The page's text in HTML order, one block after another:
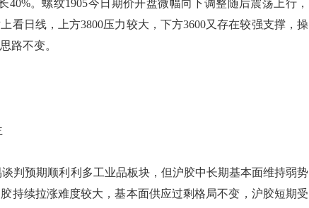
40%。螺纹1905今日期价开盘微幅向下调整随后震荡上行，
看日线，上方3800压力较大，下方3600又存在较强支撑，操
路不变。
预期顺利利多工业品板块，但沪胶中长期基本面维持弱势
持续拉涨难度较大，基本面供应过剩格局不变，沪胶短期受